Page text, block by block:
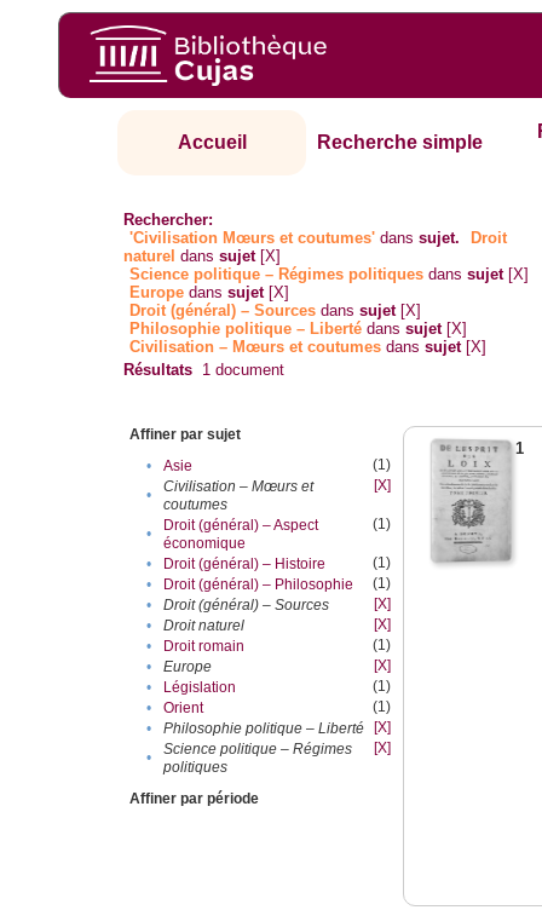
Accueil Recherche simple
Rechercher:
'Civilisation Mœurs et coutumes' danssujet.
Droit
naturel danssujet [X]
Science politique – Régimes politiques danssujet [X]
Europe danssujet [X]
Droit (général) – Sources danssujet [X]
Philosophie politique – Liberté danssujet [X]
Civilisation – Mœurs et coutumes danssujet [X]
Résultats 1 document
Affiner par sujet
•
Asie
(1)
•
Civilisation – Mœurs et
coutumes
[X]
•
Droit (général) – Aspect
économique
(1)
• Droit (général) – Histoire
(1)
•
Droit (général) – Philosophie
(1)
•
Droit (général) – Sources
[X]
•
Droit naturel
[X]
•
Droit romain
(1)
•
Europe
[X]
•
Législation
(1)
•
Orient
(1)
•
Philosophie politique – Liberté
[X]
•
Science politique – Régimes
politiques
[X]
Affiner par période
1